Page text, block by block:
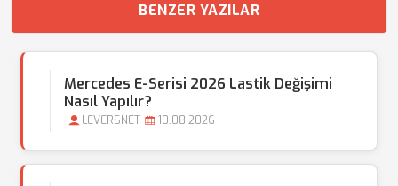
BENZER YAZILAR
Mercedes E-Serisi 2026 Lastik Değişimi
Nasıl Yapılır?
LEVERSNET 10.08.2026